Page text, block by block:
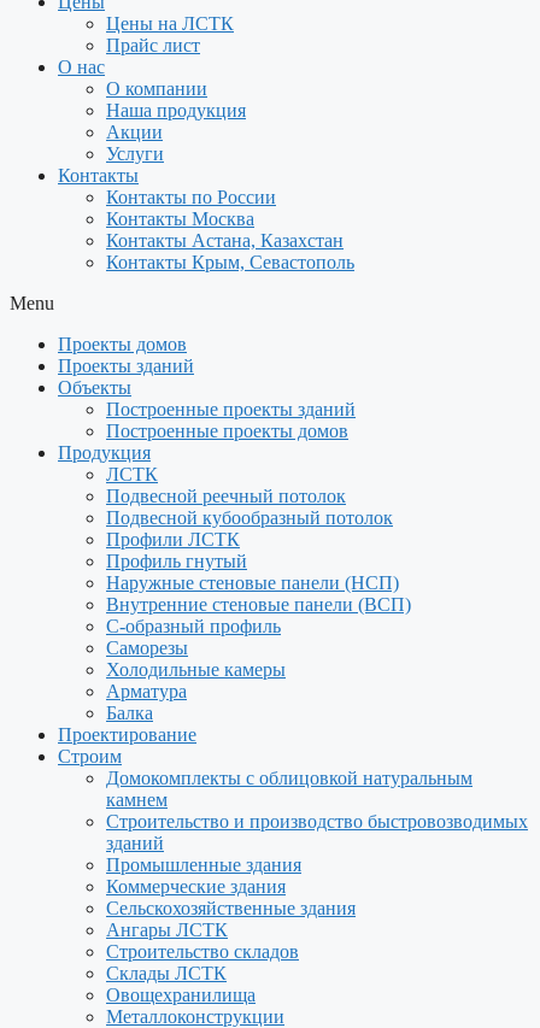
Цены на ЛСТК
Прайс лист
О нас
О компании
Наша продукция
Акции
Услуги
Контакты
Контакты по России
Контакты Москва
Контакты Астана, Казахстан
Контакты Крым, Севастополь
Menu
Проекты домов
Проекты зданий
Объекты
Построенные проекты зданий
Построенные проекты домов
Продукция
ЛСТК
Подвесной реечный потолок
Подвесной кубообразный потолок
Профили ЛСТК
Профиль гнутый
Наружные стеновые панели (НСП)
Внутренние стеновые панели (ВСП)
С-образный профиль
Саморезы
Холодильные камеры
Арматура
Балка
Проектирование
Строим
Домокомплекты с облицовкой натуральным
камнем
Строительство и производство быстровозводимых
зданий
Промышленные здания
Коммерческие здания
Сельскохозяйственные здания
Ангары ЛСТК
Строительство складов
Склады ЛСТК
Овощехранилища
Металлоконструкции